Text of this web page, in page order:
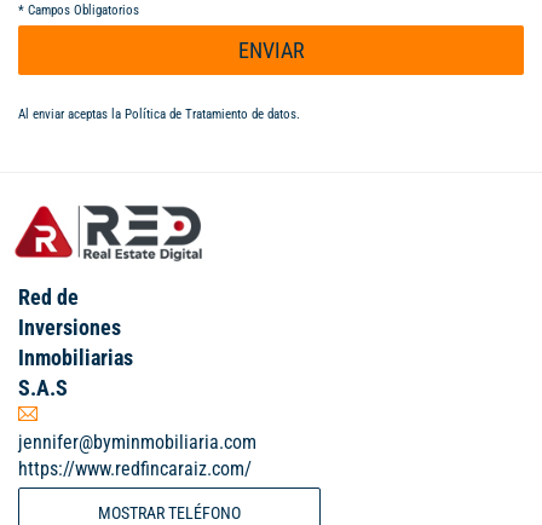
* Campos Obligatorios
ENVIAR
Al enviar aceptas la Política de Tratamiento de datos.
Red de
Inversiones
Inmobiliarias
S.A.S
jennifer@byminmobiliaria.com
https://www.redfincaraiz.com/
MOSTRAR TELÉFONO